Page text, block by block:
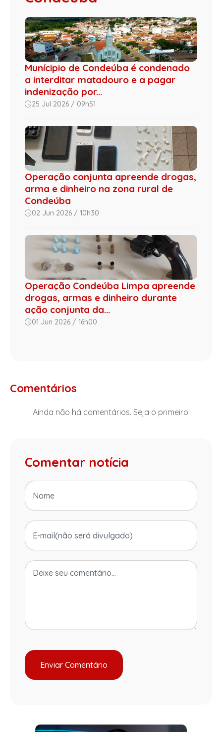
Munícipio de Condeúba é condenado
a interditar matadouro e a pagar
indenização por...
25 Jul 2026 / 09h51
Operação conjunta apreende drogas,
arma e dinheiro na zona rural de
Condeúba
02 Jun 2026 / 10h30
Operação Condeúba Limpa apreende
drogas, armas e dinheiro durante
ação conjunta da...
01 Jun 2026 / 16h00
Comentários
Ainda não há comentários. Seja o primeiro!
Comentar notícia